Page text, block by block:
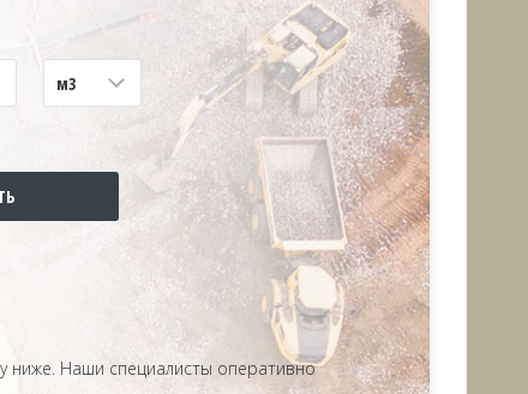
м3
ниже. Наши специалисты оперативно